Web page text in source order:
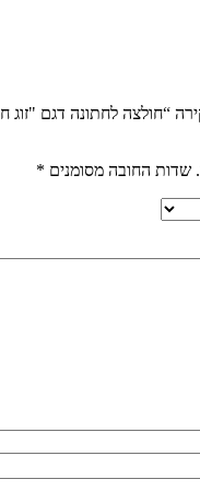
“חולצה לחתונה דגם
שדות החובה מסומנים *